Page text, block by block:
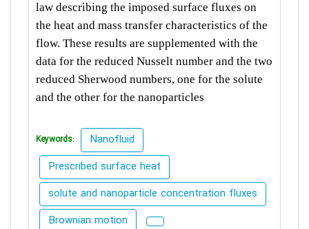
law describing the imposed surface fluxes on
the heat and mass transfer characteristics of the
flow. These results are supplemented with the
data for the reduced Nusselt number and the two
reduced Sherwood numbers, one for the solute
and the other for the nanoparticles
Keywords:
Nanofluid
Prescribed surface heat
solute and nanoparticle concentration fluxes
Brownian motion